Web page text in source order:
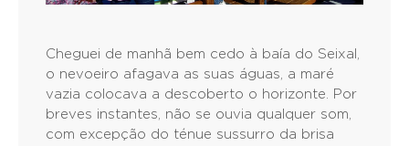
Cheguei de manhã bem cedo à baía do Seixal,
o nevoeiro afagava as suas águas, a maré
vazia colocava a descoberto o horizonte. Por
breves instantes, não se ouvia qualquer som,
com excepção do ténue sussurro da brisa